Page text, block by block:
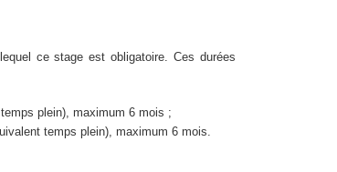
ce stage est obligatoire. Ces durées
plein), maximum 6 mois ;
temps plein), maximum 6 mois.